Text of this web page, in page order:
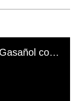
El mal momento de Yanina Gasañol con un hincha argentino en "Subrayado"